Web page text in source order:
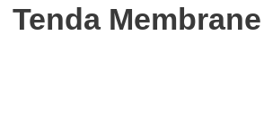
Tenda Membrane